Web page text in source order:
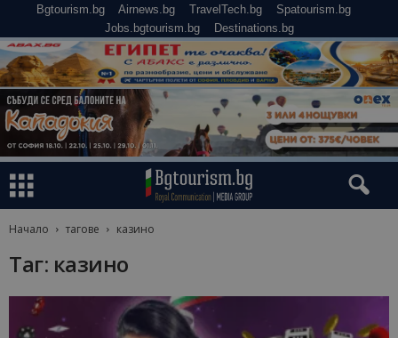
Bgtourism.bg Airnews.bg TravelTech.bg
Spatourism.bg
Jobs.bgtourism.bg
Destinations.bg
Начало тагове казино
Таг: казино